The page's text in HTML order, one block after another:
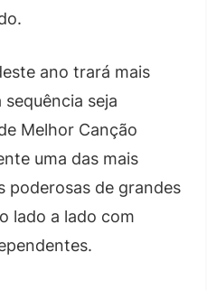
ano trará mais
seja
Melhor Canção
uma das mais
poderosas de grandes
lado a lado com